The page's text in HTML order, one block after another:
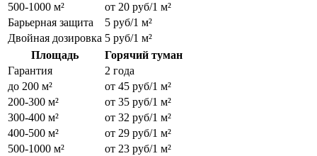
500-1000 м²
от 20 руб/1 м²
Барьерная защита
5 руб/1 м²
Двойная дозировка 5 руб/1 м²
Площадь
Горячий туман
Гарантия
2 года
до 200 м²
от 45 руб/1 м²
200-300 м²
от 35 руб/1 м²
300-400 м²
от 32 руб/1 м²
400-500 м²
от 29 руб/1 м²
500-1000 м²
от 23 руб/1 м²